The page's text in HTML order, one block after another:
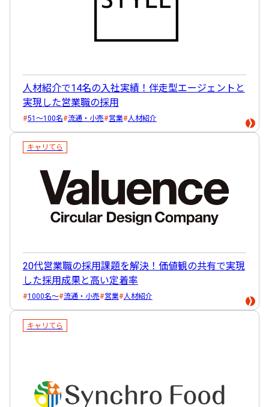
人材紹介で14名の入社実績！伴走型エージェントと
実現した営業職の採用
51～100名 流通・小売 営業 人材紹介
キャリてら
20代営業職の採用課題を解決！価値観の共有で実現
した採用成果と高い定着率
1000名～ 流通・小売 営業 人材紹介
キャリてら